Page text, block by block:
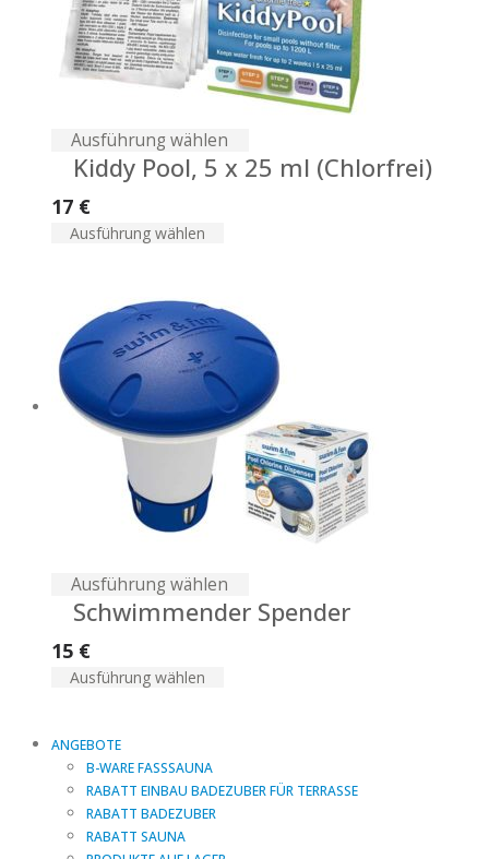
Ausführung wählen
Kiddy Pool, 5 x 25 ml (Chlorfrei)
17 €
Ausführung wählen
Ausführung wählen
Schwimmender Spender
15 €
Ausführung wählen
ANGEBOTE
B-WARE FASSSAUNA
RABATT EINBAU BADEZUBER FÜR TERRASSE
RABATT BADEZUBER
RABATT SAUNA